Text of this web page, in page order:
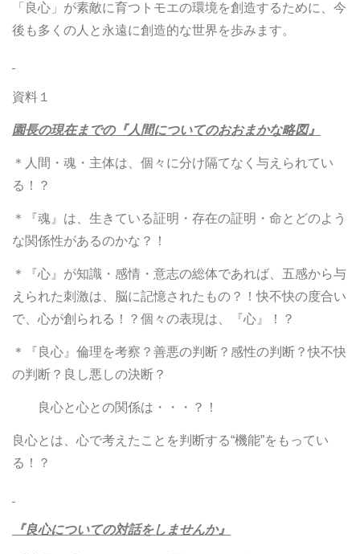
「良心」が素敵に育つトモエの環境を創造するために、今
後も多くの人と永遠に創造的な世界を歩みます。
資料１
園長の現在までの『人間についてのおおまかな略図』
＊人間・魂・主体は、個々に分け隔てなく与えられてい
る！？
＊『魂』は、生きている証明・存在の証明・命とどのよう
な関係性があるのかな？！
＊『心』が知識・感情・意志の総体であれば、五感から与
えられた刺激は、脳に記憶されたもの？！快不快の度合い
で、心が創られる！？個々の表現は、『心』！？
＊『良心』倫理を考察？善悪の判断？感性の判断？快不快
の判断？良し悪しの決断？
良心と心との関係は・・・？！
良心とは、心で考えたことを判断する“機能”をもってい
る！？
『良心についての対話をしませんか』